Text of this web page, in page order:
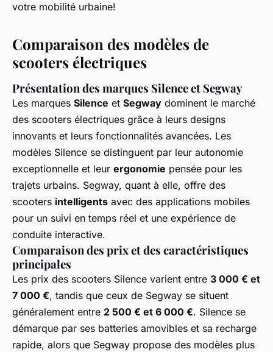
votre mobilité urbaine!
Comparaison des modèles de
scooters électriques
Présentation des marques Silence et Segway
Les marques Silence et Segway dominent le marché
des scooters électriques grâce à leurs designs
innovants et leurs fonctionnalités avancées. Les
modèles Silence se distinguent par leur autonomie
exceptionnelle et leur ergonomie pensée pour les
trajets urbains. Segway, quant à elle, offre des
scooters intelligents avec des applications mobiles
pour un suivi en temps réel et une expérience de
conduite interactive.
Comparaison des prix et des caractéristiques
principales
Les prix des scooters Silence varient entre 3 000 € et
7 000 €, tandis que ceux de Segway se situent
généralement entre 2 500 € et 6 000 €. Silence se
démarque par ses batteries amovibles et sa recharge
rapide, alors que Segway propose des modèles plus